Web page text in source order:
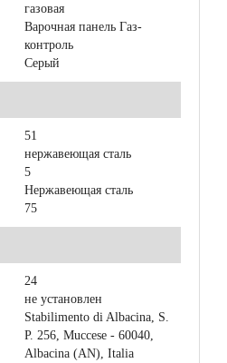
газовая
Варочная панель Газ-
контроль
Серый
51
нержавеющая сталь
5
Нержавеющая сталь
75
24
не установлен
Stabilimento di Albacina, S.
P. 256, Muccese - 60040,
Albacina (AN), Italia